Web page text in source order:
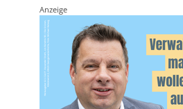
Anzeige